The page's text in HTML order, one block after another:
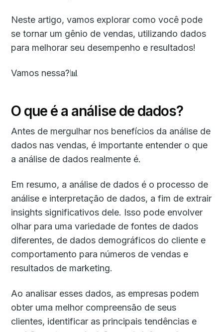
Neste artigo, vamos explorar como você pode
se tornar um gênio de vendas, utilizando dados
para melhorar seu desempenho e resultados!
Vamos nessa?📊
O que é a análise de dados?
Antes de mergulhar nos benefícios da análise de
dados nas vendas, é importante entender o que
a análise de dados realmente é.
Em resumo, a análise de dados é o processo de
análise e interpretação de dados, a fim de extrair
insights significativos dele. Isso pode envolver
olhar para uma variedade de fontes de dados
diferentes, de dados demográficos do cliente e
comportamento para números de vendas e
resultados de marketing.
Ao analisar esses dados, as empresas podem
obter uma melhor compreensão de seus
clientes, identificar as principais tendências e